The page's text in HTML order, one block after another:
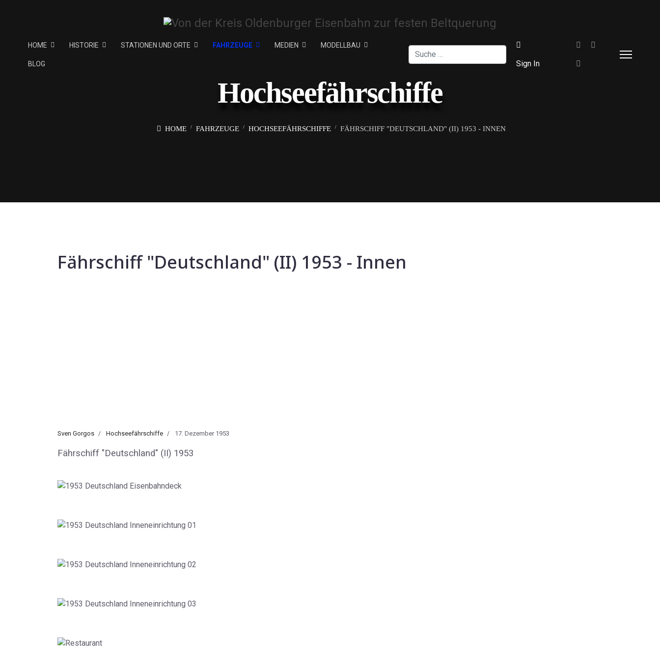
HOME HISTORIE STATIONEN UND ORTE FAHRZEUGE MEDIEN MODELLBAU
BLOG
Suchen
Sign In
Hochseefährschiffe
HOME FAHRZEUGE HOCHSEEFÄHRSCHIFFE FÄHRSCHIFF "DEUTSCHLAND" (II) 1953 - INNEN
Fährschiff "Deutschland" (II) 1953 - Innen
Sven Gorgos Hochseefährschiffe 17. Dezember 1953
Fährschiff "Deutschland" (II) 1953